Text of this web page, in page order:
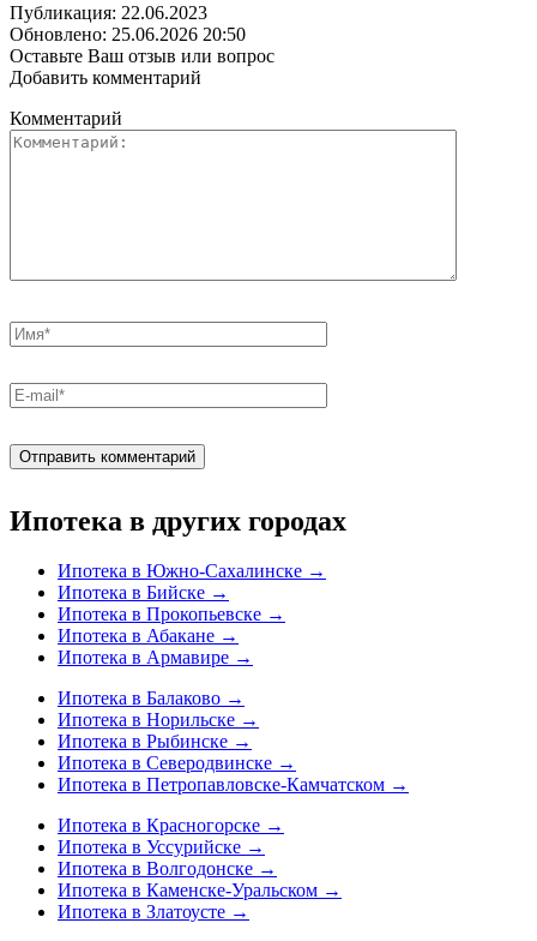
Публикация: 22.06.2023
Обновлено: 25.06.2026 20:50
Оставьте Ваш отзыв или вопрос
Добавить комментарий
Комментарий
Ипотека в других городах
Ипотека в Южно-Сахалинске →
Ипотека в Бийске →
Ипотека в Прокопьевске →
Ипотека в Абакане →
Ипотека в Армавире →
Ипотека в Балаково →
Ипотека в Норильске →
Ипотека в Рыбинске →
Ипотека в Северодвинске →
Ипотека в Петропавловске-Камчатском →
Ипотека в Красногорске →
Ипотека в Уссурийске →
Ипотека в Волгодонске →
Ипотека в Каменске-Уральском →
Ипотека в Златоусте →